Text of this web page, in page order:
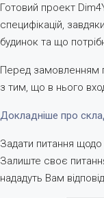
Готовий проект
специфікацій,
будинок та що
Перед замовленням
з тим, що в нього
Докладніше про
Задати питання
Залиште своє
нададуть Вам